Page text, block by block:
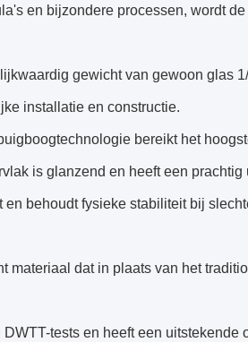
en bijzondere processen, wordt
gewicht van gewoon glas
installatie en constructie.
bereikt het
is glanzend en heeft een prachtig
behoudt fysieke stabiliteit bij
materiaal dat in plaats van het
tests en heeft een uitstekende